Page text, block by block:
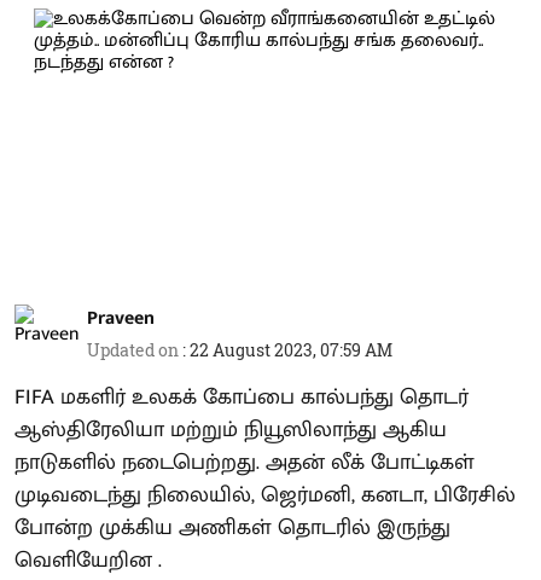
Praveen
Updated on :22 August 2023, 07:59 AM
FIFA மகளிர் உலகக் கோப்பை கால்பந்து தொடர்
ஆஸ்திரேலியா மற்றும் நியூஸிலாந்து ஆகிய
நாடுகளில் நடைபெற்றது. அதன் லீக் போட்டிகள்
முடிவடைந்து நிலையில், ஜெர்மனி, கனடா, பிரேசில்
போன்ற முக்கிய அணிகள் தொடரில் இருந்து
வெளியேறின .